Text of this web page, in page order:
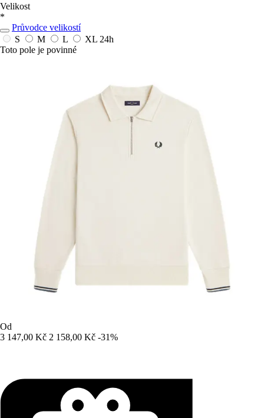
Velikost
*
Průvodce velikostí
S
M L XL 24h
Toto pole je povinné
Od
3 147,00 Kč 2 158,00 Kč -31%